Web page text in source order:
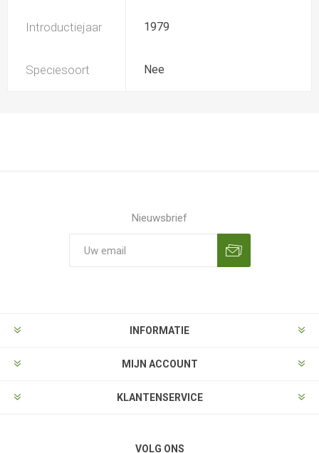
Introductiejaar 1979
Speciesoort Nee
Nieuwsbrief
INFORMATIE
MIJN ACCOUNT
KLANTENSERVICE
VOLG ONS